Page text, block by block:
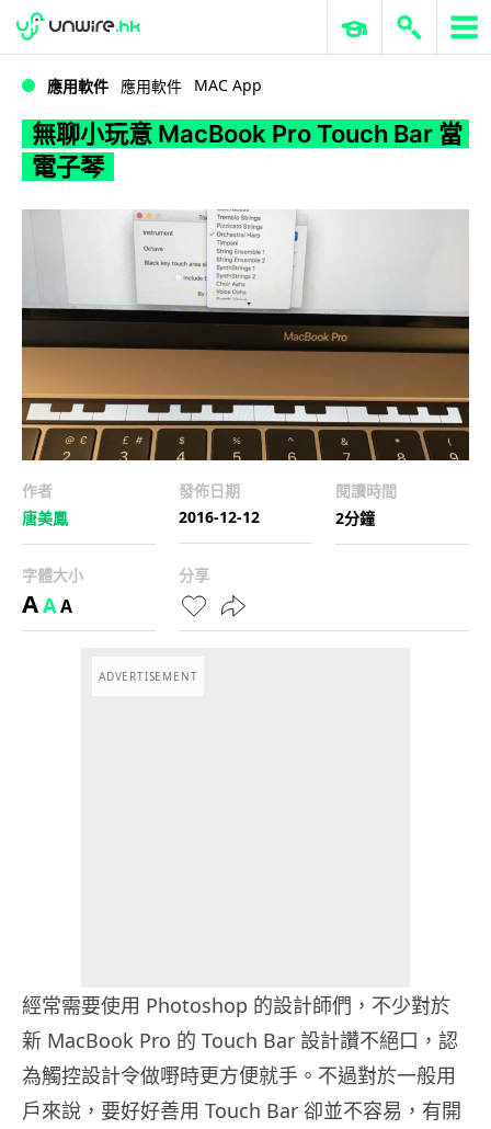
WWDC 2026 ERP 與商業 AI
應用軟件 應用軟件 MAC App
無聊小玩意 MacBook Pro Touch Bar 當
電子琴
作者
唐美鳳
發佈日期
2016-12-12
閱讀時間
2分鐘
字體大小
AAA
分享
ADVERTISEMENT
經常需要使用 Photoshop 的設計師們，不少對於
新 MacBook Pro 的 Touch Bar 設計讚不絕口，認
為觸控設計令做嘢時更方便就手。不過對於一般用
戶來說，要好好善用 Touch Bar 卻並不容易，有開